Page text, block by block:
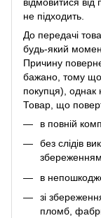
не підходить.
До передачі
будь-який
Причину
бажано, тому
покупця), однак
Товар, що
в повній
без слідів
збереженням
в
зі
пломб,